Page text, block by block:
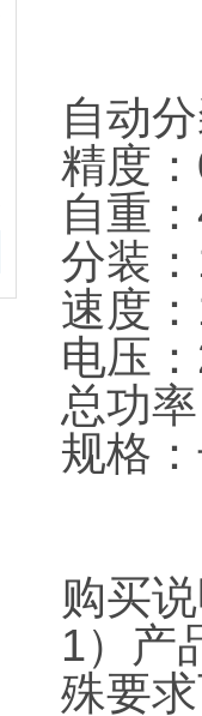
自动
精度
自重
分装
速度
电压
总功
规格
购买
1）产
殊要